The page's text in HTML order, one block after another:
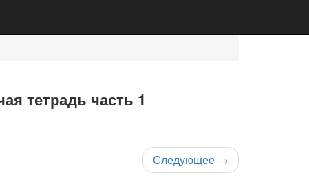
тетрадь часть 1
Следующее →